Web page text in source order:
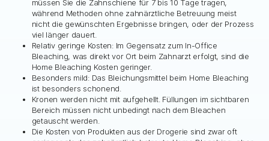
müssen Sie die Zahnschiene für 7 bis 10 Tage tragen,
während Methoden ohne zahnärztliche Betreuung meist
nicht die gewünschten Ergebnisse bringen, oder der Prozess
viel länger dauert.
Relativ geringe Kosten: Im Gegensatz zum In-Office
Bleaching, was direkt vor Ort beim Zahnarzt erfolgt, sind die
Home Bleaching Kosten geringer.
Besonders mild: Das Bleichungsmittel beim Home Bleaching
ist besonders schonend.
Kronen werden nicht mit aufgehellt. Füllungen im sichtbaren
Bereich müssen nicht unbedingt nach dem Bleachen
getauscht werden.
Die Kosten von Produkten aus der Drogerie sind zwar oft